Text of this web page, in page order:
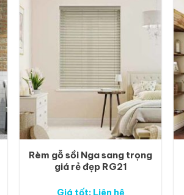
Rèm gỗ sồi Nga sang trọng
giá rẻ đẹp RG21
Giá tốt: Liên hệ